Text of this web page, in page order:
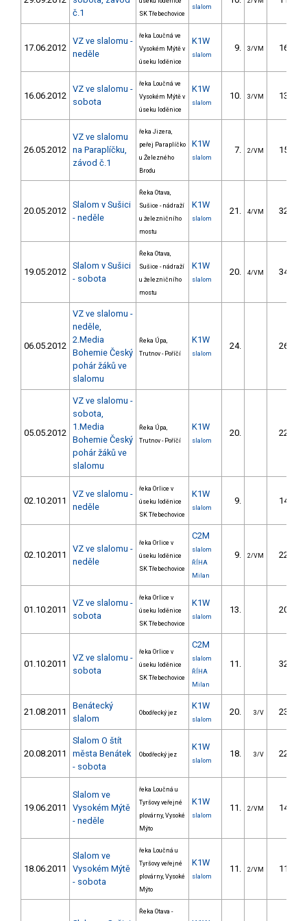
č.1
SK Třebechovice
slalom
17.06.2012
VZ ve slalomu -
neděle
řeka Loučná ve
Vysokém Mýtě v
úseku loděnice
K1W
slalom
9. 3/VM 16.80
16.06.2012
VZ ve slalomu -
sobota
řeka Loučná ve
Vysokém Mýtě v
úseku loděnice
K1W
slalom
10. 3/VM 13.00
26.05.2012
VZ ve slalomu
na Paraplíčku,
závod č.1
řeka Jizera,
peřej Paraplíčko
u Železného
Brodu
K1W
slalom
7. 2/VM 15.03
20.05.2012
Slalom v Sušici
- neděle
Řeka Otava,
Sušice - nádraží
u železničního
mostu
K1W
slalom
21. 4/VM 32.70
19.05.2012
Slalom v Sušici
- sobota
Řeka Otava,
Sušice - nádraží
u železničního
mostu
K1W
slalom
20. 4/VM 34.50
06.05.2012
VZ ve slalomu -
neděle,
2.Media
Bohemie Český
pohár žáků ve
slalomu
Řeka Úpa,
Trutnov - Poříčí
K1W
slalom
24. 26.25
05.05.2012
VZ ve slalomu -
sobota,
1.Media
Bohemie Český
pohár žáků ve
slalomu
Řeka Úpa,
Trutnov - Poříčí
K1W
slalom
20. 22.16
02.10.2011
VZ ve slalomu -
neděle
řeka Orlice v
úseku loděnice
SK Třebechovice
K1W
slalom
9. 14.70
02.10.2011
VZ ve slalomu -
neděle
řeka Orlice v
úseku loděnice
SK Třebechovice
C2M
slalom
ŘÍHA
Milan
9. 2/VM 22.90
01.10.2011
VZ ve slalomu -
sobota
řeka Orlice v
úseku loděnice
SK Třebechovice
K1W
slalom
13. 20.80
01.10.2011
VZ ve slalomu -
sobota
řeka Orlice v
úseku loděnice
SK Třebechovice
C2M
slalom
ŘÍHA
Milan
11. 32.00
21.08.2011
Benátecký
slalom
Obodřecký jez
K1W
slalom
20. 3/V 23.40
20.08.2011
Slalom O štít
města Benátek
- sobota
Obodřecký jez
K1W
slalom
18. 3/V 22.30
19.06.2011
Slalom ve
Vysokém Mýtě
- neděle
řeka Loučná u
Tyršovy veřejné
plovárny, Vysoké
Mýto
K1W
slalom
11. 2/VM 14.30
18.06.2011
Slalom ve
Vysokém Mýtě
- sobota
řeka Loučná u
Tyršovy veřejné
plovárny, Vysoké
Mýto
K1W
slalom
11. 2/VM 11.90
Řeka Otava -